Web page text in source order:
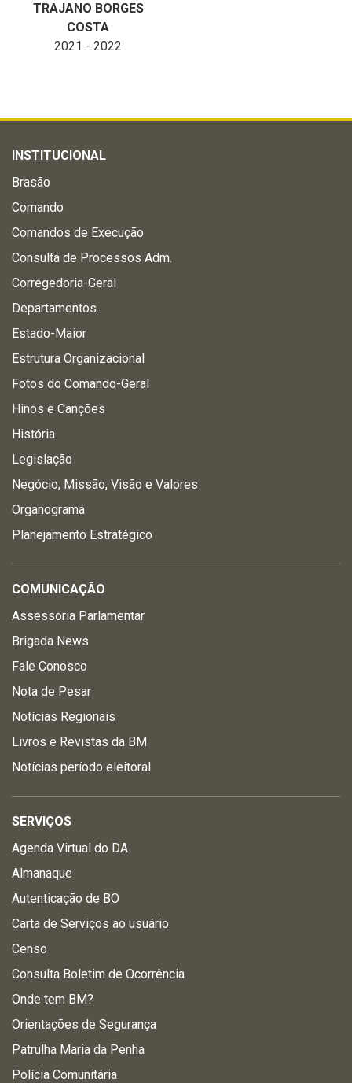
TRAJANO BORGES
COSTA
2021 - 2022
INSTITUCIONAL
Brasão
Comando
Comandos de Execução
Consulta de Processos Adm.
Corregedoria-Geral
Departamentos
Estado-Maior
Estrutura Organizacional
Fotos do Comando-Geral
Hinos e Canções
História
Legislação
Negócio, Missão, Visão e Valores
Organograma
Planejamento Estratégico
COMUNICAÇÃO
Assessoria Parlamentar
Brigada News
Fale Conosco
Nota de Pesar
Notícias Regionais
Livros e Revistas da BM
Notícias período eleitoral
SERVIÇOS
Agenda Virtual do DA
Almanaque
Autenticação de BO
Carta de Serviços ao usuário
Censo
Consulta Boletim de Ocorrência
Onde tem BM?
Orientações de Segurança
Patrulha Maria da Penha
Polícia Comunitária